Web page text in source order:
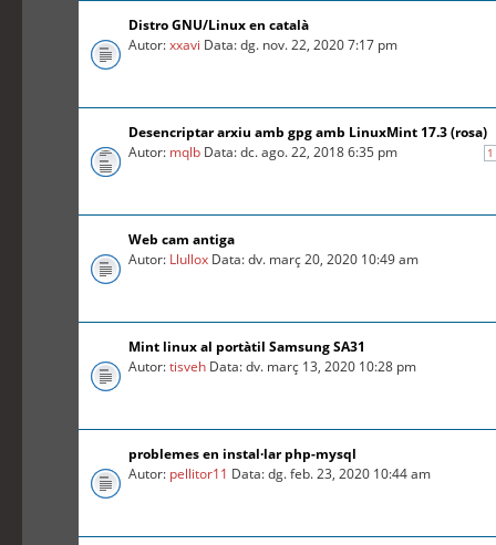
Distro GNU/Linux en català
Autor:xxavi Data: dg. nov. 22, 2020 7:17 pm
Desencriptar arxiu amb gpg amb LinuxMint 17.3 (rosa)
1
Autor: mqlb Data: dc. ago. 22, 2018 6:35 pm
Web cam antiga
Autor: Llullox Data: dv. març 20, 2020 10:49 am
Mint linux al portàtil Samsung SA31
Autor:tisveh Data: dv. març 13, 2020 10:28 pm
problemes en instal·lar php-mysql
Autor: pellitor11 Data: dg. feb. 23, 2020 10:44 am